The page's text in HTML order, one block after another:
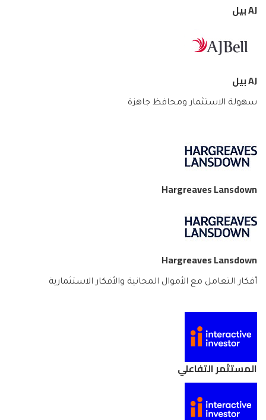
AJ بيل
AJ بيل
سهولة الاستثمار ومحافظ جاهزة
Hargreaves Lansdown
Hargreaves Lansdown
أفكار التعامل مع الأموال المجانية والأفكار الاستثمارية
المستثمر التفاعلي